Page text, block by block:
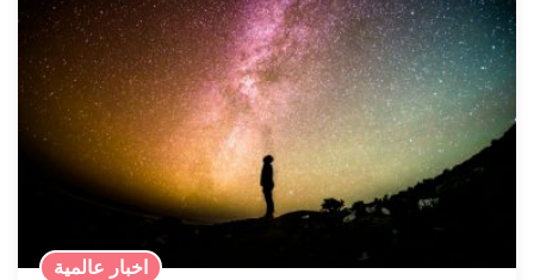
اخبار عالمية